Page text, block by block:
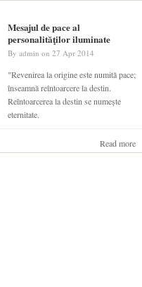
Mesajul de pace al
personalităţilor iluminate
By admin on 27 Apr 2014
"Revenirea la origine este numită pace;
înseamnă reîntoarcere la destin.
Reîntoarcerea la destin se numește
eternitate.
Read more